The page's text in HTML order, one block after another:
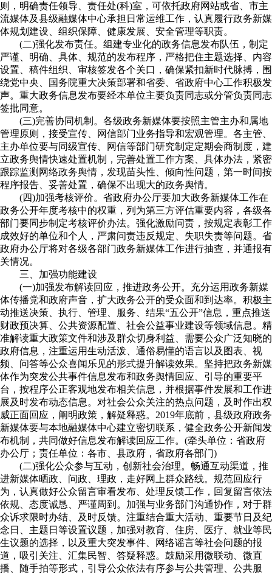
则，明确责任领导、责任处(科)室，可依托政府网站或省、市主
流媒体及县级融媒体中心承担日常运维工作，认真履行政务新媒
体规划建设、组织保障、健康发展、安全管理等职责。
(二)强化发布责任。组建专业化的政务信息发布队伍，制定
严谨、明确、具体、规范的发布程序，严格把住主题选择、内容
设置、稿件组织、审核签发各个关口，确保紧扣新时代脉搏，围
绕党中央、国务院重大决策部署和省委、省政府中心工作积极发
声。重大政务信息发布要经本单位主要负责同志或分管负责同志
签批同意。
(三)完善协同机制。各级政务新媒体要按照主管主办和属地
管理原则，接受宣传、网信部门业务指导和宏观管理。各主管、
主办单位要与同级宣传、网信等部门研究制定定期会商制度，建
立政务舆情快速处置机制，完善处置工作方案、具体办法，紧密
跟踪监测网络政务舆情，发现苗头性、倾向性问题，第一时间按
程序报告、妥善处置，确保不出现大的政务舆情。
(四)加强考核评价。省政府办公厅要加大政务新媒体工作在
政务公开年度考核中的权重，列为第三方评估重要内容，各级各
部门要同步制定考核评价办法。强化激励问责，按规定表彰工作
成效好的单位和个人，严肃问责违反规定、失职失责等问题。省
政府办公厅将对各级各部门政务新媒体工作进行抽查，并通报有
关情况。
三、加强功能建设
(一)加强发布解读回应，推进政务公开。充分运用政务新媒
体传播党和政府声音，扩大政务公开的受众面和到达率。积极主
动推送决策、执行、管理、服务、结果“五公开”信息，重点推送
财政预决算、公共资源配置、社会公益事业建设等领域信息。精
准解读重大政策文件和涉及群众切身利益、需要公众广泛知晓的
政府信息，注重运用生动活泼、通俗易懂的语言以及图表、视
频、问答等公众喜闻乐见的形式提升解读效果。坚持把政务新媒
体作为突发公共事件信息发布和政务舆情回应、引导的重要平
台，按程序公正客观地发布相关信息，并根据事件发展和工作进
展及时发布动态信息。对社会公众关注的热点问题，及时作出权
威正面回应，阐明政策，解疑释惑。2019年底前，县级政府政务
新媒体要与本地融媒体中心建立密切联系，健全政务公开新闻发
布机制，共同做好信息发布解读回应工作。(牵头单位：省政府
办公厅；责任单位：各市、县政府，省政府各部门)
(二)强化公众参与互动，创新社会治理。畅通互动渠道，推
进新媒体晒政、问政、理政，走好网上群众路线。规范回应行
为，认真做好公众留言审看发布、处理反馈工作，回复留言依法
依规、态度诚恳、严谨周到。加强与业务部门沟通协作，对于群
众诉求限时办结、及时反馈。注重结合重大活动、重要节日及纪
念日、主题日等设置议题，加强对教育、住房、医疗、就业等民
生议题的选择，以及重大突发事件、网络谣言等社会问题的报
道，吸引关注、汇集民智、答疑释惑。鼓励采用微联动、微直
播、随手拍等形式，引导公众依法有序参与公共管理、公共服